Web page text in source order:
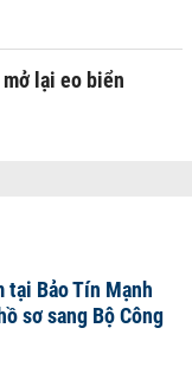
lại eo biển
tại Bảo Tín Mạnh
sơ sang Bộ Công